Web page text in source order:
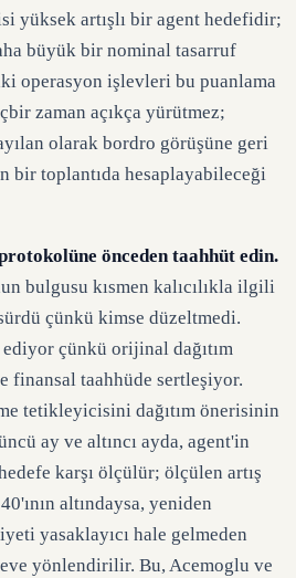
yüksek artışlı bir agent hedefidir;
büyük bir nominal tasarruf
operasyon işlevleri bu puanlama
zaman açıkça yürütmez;
olarak bordro görüşüne geri
bir toplantıda hesaplayabileceği
önceden taahhüt edin.
bulgusu kısmen kalıcılıkla ilgili
çünkü kimse düzeltmedi.
çünkü orijinal dağıtım
finansal taahhüde sertleşiyor.
tetikleyicisini dağıtım önerisinin
ay ve altıncı ayda, agent'in
karşı ölçülür; ölçülen artış
altındaysa, yeniden
yasaklayıcı hale gelmeden
yönlendirilir. Bu, Acemoglu ve